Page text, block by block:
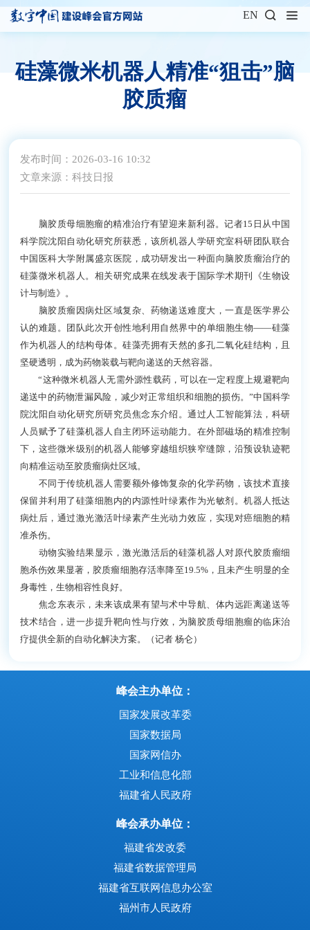
EN
硅藻微米机器人精准“狙击”脑
胶质瘤
发布时间：2026-03-16 10:32
文章来源：科技日报
脑胶质母细胞瘤的精准治疗有望迎来新利器。记者15日从中国
科学院沈阳自动化研究所获悉，该所机器人学研究室科研团队联合
中国医科大学附属盛京医院，成功研发出一种面向脑胶质瘤治疗的
硅藻微米机器人。相关研究成果在线发表于国际学术期刊《生物设
计与制造》。
脑胶质瘤因病灶区域复杂、药物递送难度大，一直是医学界公
认的难题。团队此次开创性地利用自然界中的单细胞生物——硅藻
作为机器人的结构母体。硅藻壳拥有天然的多孔二氧化硅结构，且
坚硬透明，成为药物装载与靶向递送的天然容器。
“这种微米机器人无需外源性载药，可以在一定程度上规避靶向
递送中的药物泄漏风险，减少对正常组织和细胞的损伤。”中国科学
院沈阳自动化研究所研究员焦念东介绍。通过人工智能算法，科研
人员赋予了硅藻机器人自主闭环运动能力。在外部磁场的精准控制
下，这些微米级别的机器人能够穿越组织狭窄缝隙，沿预设轨迹靶
向精准运动至胶质瘤病灶区域。
不同于传统机器人需要额外修饰复杂的化学药物，该技术直接
保留并利用了硅藻细胞内的内源性叶绿素作为光敏剂。机器人抵达
病灶后，通过激光激活叶绿素产生光动力效应，实现对癌细胞的精
准杀伤。
动物实验结果显示，激光激活后的硅藻机器人对原代胶质瘤细
胞杀伤效果显著，胶质瘤细胞存活率降至19.5%，且未产生明显的全
身毒性，生物相容性良好。
焦念东表示，未来该成果有望与术中导航、体内远距离递送等
技术结合，进一步提升靶向性与疗效，为脑胶质母细胞瘤的临床治
疗提供全新的自动化解决方案。（记者 杨仑）
峰会主办单位：
国家发展改革委
国家数据局
国家网信办
工业和信息化部
福建省人民政府
峰会承办单位：
福建省发改委
福建省数据管理局
福建省互联网信息办公室
福州市人民政府